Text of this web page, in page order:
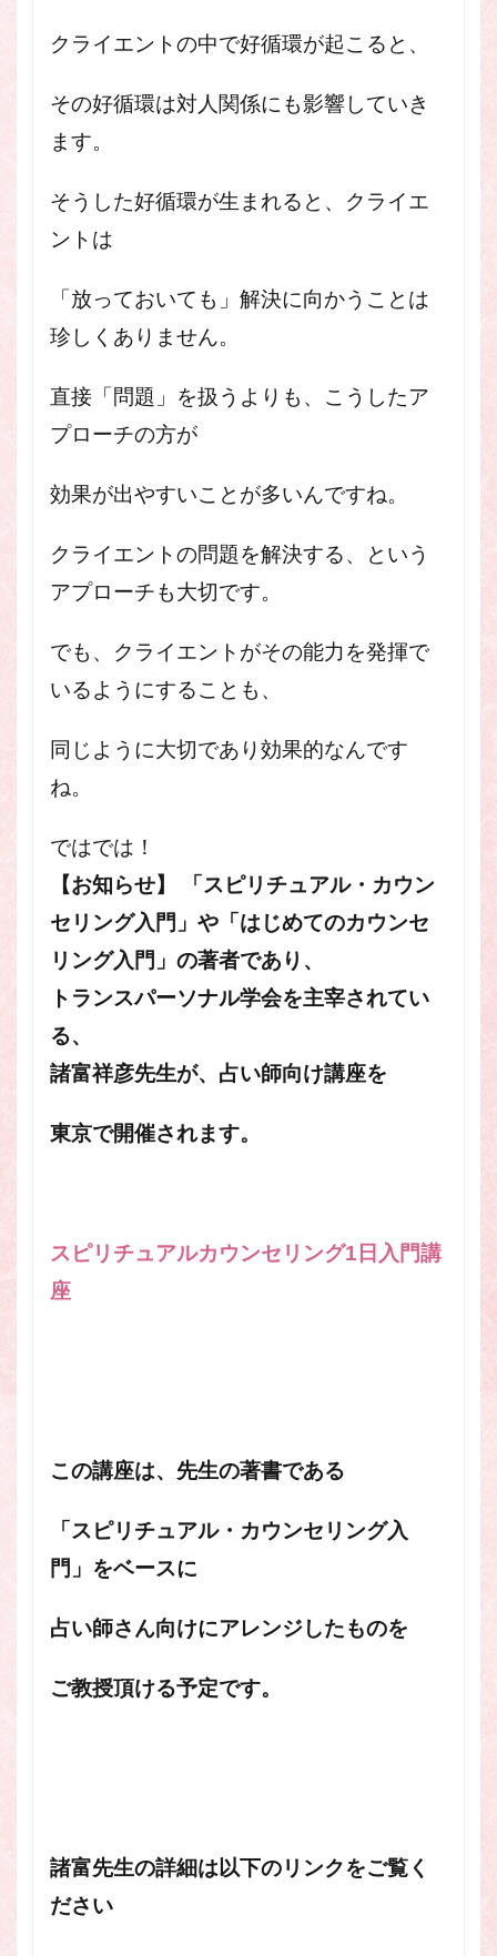
クライエントの中で好循環が起こると、
その好循環は対人関係にも影響していき
ます。
そうした好循環が生まれると、クライエ
ントは
「放っておいても」解決に向かうことは
珍しくありません。
直接「問題」を扱うよりも、こうしたア
プローチの方が
効果が出やすいことが多いんですね。
クライエントの問題を解決する、という
アプローチも大切です。
でも、クライエントがその能力を発揮で
いるようにすることも、
同じように大切であり効果的なんです
ね。
ではでは！
【お知らせ】
「スピリチュアル・カウン
セリング入門」や 「はじめてのカウンセ
リング入門」の著者であり、
トランスパーソナル学会を主宰されてい
る、
諸富祥彦先生が、占い師向け講座を
東京で開催されます。
スピリチュアルカウンセリング1日入門講
座
この講座は、先生の著書である
「スピリチュアル・カウンセリング入
門」をベースに
占い師さん向けにアレンジしたものを
ご教授頂ける予定です。
諸富先生の詳細は以下のリンクをご覧く
ださい